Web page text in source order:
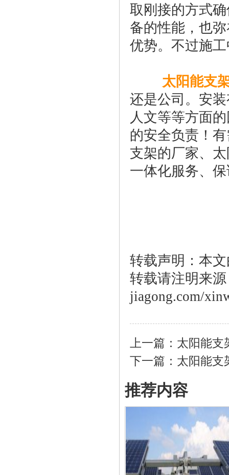
取刚接的方式
备的性能，也
优势。不过施
太阳能支
还是公司。安
人文等等方面
的安全负责！
支架的厂家、
一体化服务、
转载声明：本
转载请注明来
jiagong.com/
上一篇： 太阳能支
下一篇： 太阳能支
推荐内容